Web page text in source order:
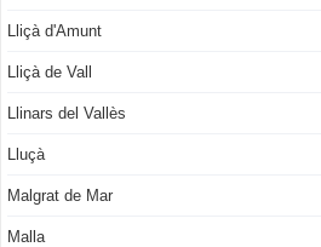
Lliçà d'Amunt
Lliçà de Vall
Llinars del Vallès
Lluçà
Malgrat de Mar
Malla